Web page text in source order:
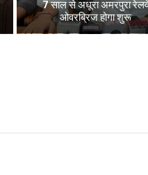
7 साल से अधूरा अमरपुरा
ओवरब्रिज होगा शुरू